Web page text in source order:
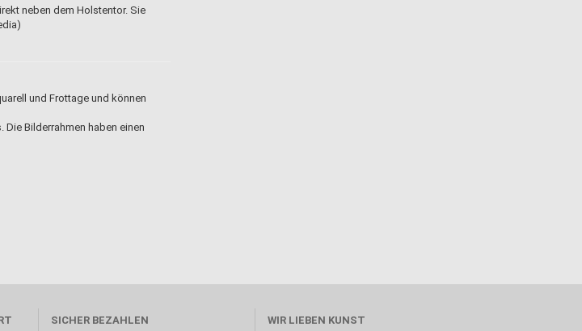
neben dem Holstentor. Sie
und Frottage und können
Bilderrahmen haben einen
SICHER BEZAHLEN
WIR LIEBEN KUNST